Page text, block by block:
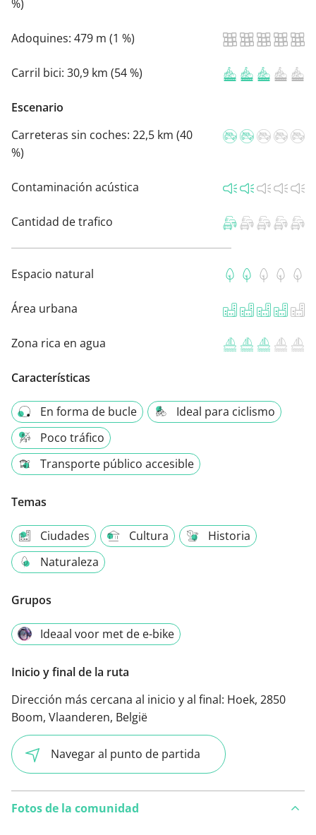
%)
Adoquines: 479 m (1 %)
Carril bici: 30,9 km (54 %)
Escenario
Carreteras sin coches: 22,5 km (40
%)
Contaminación acústica
Cantidad de trafico
Espacio natural
Área urbana
Zona rica en agua
Características
En forma de bucle
Ideal para ciclismo
Poco tráfico
Transporte público accesible
Temas
Ciudades Cultura
Historia
Naturaleza
Grupos
Ideaal voor met de e-bike
Inicio y final de la ruta
Dirección más cercana al inicio y al final: Hoek, 2850
Boom, Vlaanderen, België
Navegar al punto de partida
Fotos de la comunidad